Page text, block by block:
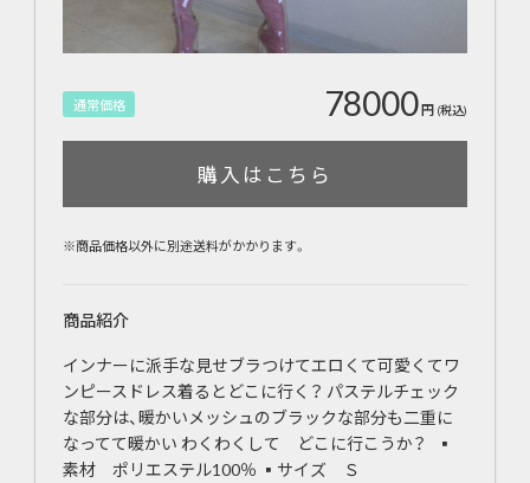
通常価格 78000円 (税込)
購入はこちら
※商品価格以外に別途送料がかかります。
商品紹介
インナーに派手な見せブラつけてエロくて可愛くてワ
ンピースドレス着るとどこに行く？ パステルチェック
な部分は、暖かいメッシュのブラックな部分も二重に
なってて暖かい わくわくして どこに行こうか？ ▪
素材 ポリエステル100％ ▪サイズ Ｓ